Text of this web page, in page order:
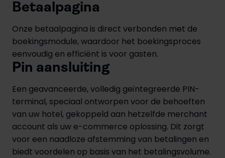
Betaalpagina
Onze betaalpagina is direct verbonden met de
boekingsmodule, waardoor het boekingsproces
eenvoudig en efficiënt is voor gasten.
Pin aansluiting
Een geavanceerde, volledig geïntegreerde PIN-
terminal, speciaal ontworpen voor de behoeften
van uw hotel, gekoppeld aan hetzelfde merchant
account als uw e-commerce oplossing. Dit zorgt
voor een naadloze afstemming van betalingen en
biedt voordelen op basis van het betalingsvolume.